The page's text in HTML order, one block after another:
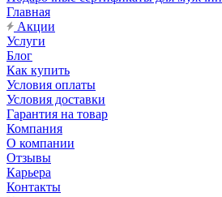
Главная
Акции
Услуги
Блог
Как купить
Условия оплаты
Условия доставки
Гарантия на товар
Компания
О компании
Отзывы
Карьера
Контакты